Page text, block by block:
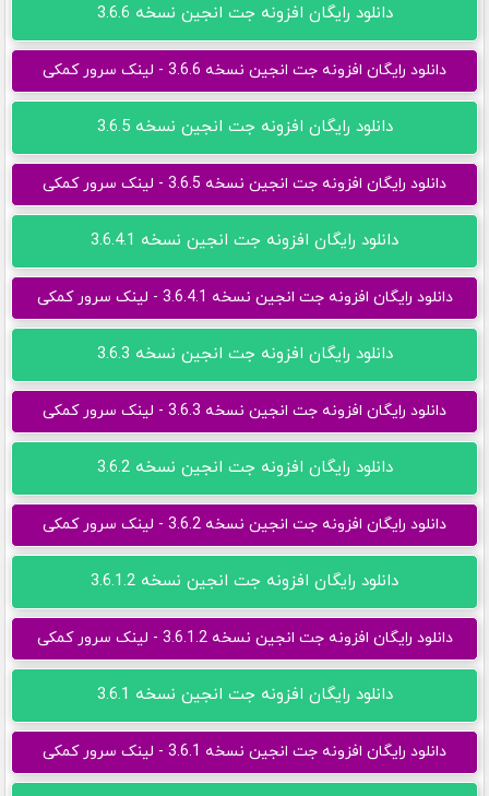
دانلود رایگان افزونه جت انجین نسخه 3.6.6
دانلود رایگان افزونه جت انجین نسخه 3.6.6 - لینک سرور کمکی
دانلود رایگان افزونه جت انجین نسخه 3.6.5
دانلود رایگان افزونه جت انجین نسخه 3.6.5 - لینک سرور کمکی
دانلود رایگان افزونه جت انجین نسخه 3.6.4.1
دانلود رایگان افزونه جت انجین نسخه 3.6.4.1 - لینک سرور کمکی
دانلود رایگان افزونه جت انجین نسخه 3.6.3
دانلود رایگان افزونه جت انجین نسخه 3.6.3 - لینک سرور کمکی
دانلود رایگان افزونه جت انجین نسخه 3.6.2
دانلود رایگان افزونه جت انجین نسخه 3.6.2 - لینک سرور کمکی
دانلود رایگان افزونه جت انجین نسخه 3.6.1.2
دانلود رایگان افزونه جت انجین نسخه 3.6.1.2 - لینک سرور کمکی
دانلود رایگان افزونه جت انجین نسخه 3.6.1
دانلود رایگان افزونه جت انجین نسخه 3.6.1 - لینک سرور کمکی